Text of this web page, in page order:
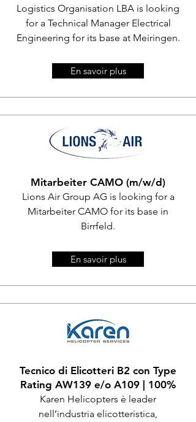
Logistics Organisation LBA is looking
for a Technical Manager Electrical
Engineering for its base at Meiringen.
En savoir plus
Mitarbeiter CAMO (m/w/d)
Lions Air Group AG is looking for a
Mitarbeiter CAMO for its base in
Birrfeld.
En savoir plus
Tecnico di Elicotteri B2 con Type
Rating AW139 e/o A109 | 100%
Karen Helicopters è leader
nell’industria elicotteristica,